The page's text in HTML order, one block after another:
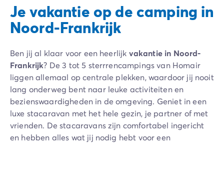
Je vakantie op de camping in
Noord-Frankrijk
Ben jij al klaar voor een heerlijk vakantie in Noord-
Frankrijk? De 3 tot 5 sterrrencampings van Homair
liggen allemaal op centrale plekken, waardoor jij nooit
lang onderweg bent naar leuke activiteiten en
bezienswaardigheden in de omgeving. Geniet in een
luxe stacaravan met het hele gezin, je partner of met
vrienden. De stacaravans zijn comfortabel ingericht
en hebben alles wat jij nodig hebt voor een